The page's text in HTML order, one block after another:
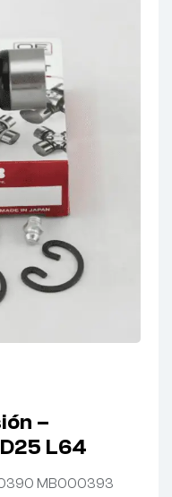
–
L64
MB000393